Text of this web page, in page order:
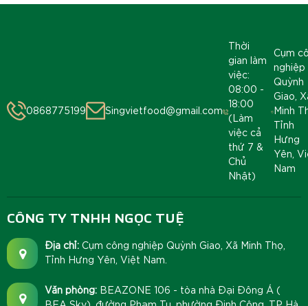
0868775199 Singvietfood@gmail.com
Thời
gian làm
việc:
08:00 -
18:00
(Làm
việc cả
thứ 7 &
Chủ
Nhật)
Cụm
nghiệp
Quỳnh
Giao,
Minh
Tỉnh
Hưng
Yên,
Nam
CÔNG TY TNHH NGỌC TUỆ
Địa chỉ: Cụm công nghiệp Quỳnh Giao, Xã Minh Thọ,
Tỉnh Hưng Yên, Việt Nam.
Văn phòng: BEAZONE 106 - tòa nhà Đại Đông Á (